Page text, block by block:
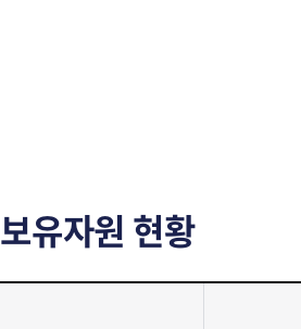
보유자원 현황